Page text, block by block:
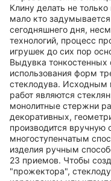
Клину делать не
мало кто
сегодняшнего дня,
технологий, процесс
игрушек до сих пор
Выдувка
использования форм
стеклодува. Исходным
работ являются
монолитные стержни
декоративных,
производится вручную
многоступенчатым
изделия ручным
23 приемов. Чтобы
"прожектора",